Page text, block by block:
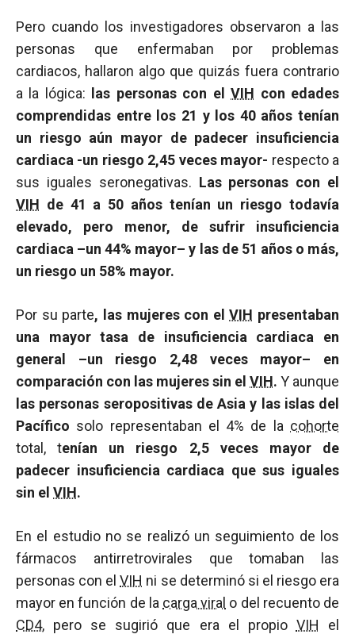
Pero cuando los investigadores observaron a las
personas que enfermaban por problemas
cardiacos, hallaron algo que quizás fuera contrario
a la lógica:
las personas con elVIH con edades
comprendidas entre los 21 y los 40 años tenían
un riesgo aún mayor de padecer insuficiencia
cardiaca -un riesgo 2,45 veces mayor- respecto a
sus iguales seronegativas. Las personas con el
VIH de 41 a 50 años tenían un riesgo todavía
elevado, pero menor, de sufrir insuficiencia
cardiaca –un 44% mayor– y las de 51 años o más,
un riesgo un 58% mayor.
Por su parte, las mujeres con elVIH presentaban
una mayor tasa de insuficiencia cardiaca en
general –un riesgo 2,48 veces mayor– en
comparación con las mujeres sin el VIH. Y aunque
las personas seropositivas de Asia y las islas del
Pacífico solo representaban el 4% de la cohorte
total, tenían un riesgo 2,5 veces mayor de
padecer insuficiencia cardiaca que sus iguales
sin el VIH.
En el estudio no se realizó un seguimiento de los
fármacos antirretrovirales que tomaban las
personas con elVIH ni se determinó si el riesgo era
mayor en función de la carga viral o del recuento de
CD4, pero se sugirió que era el propio VIH el